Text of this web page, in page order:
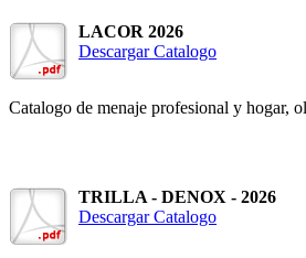
LACOR 2026
Descargar Catalogo
Catalogo de menaje profesional y hogar,
TRILLA - DENOX - 2026
Descargar Catalogo